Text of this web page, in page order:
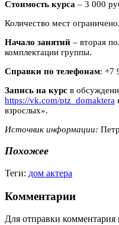
Стоимость курса – 3 000
Количество мест ограничено.
Начало занятий – вторая
комплектации группы.
Справки по телефонам: +7
Запись на курс в
https://vk.com/ptz_domaktera
взрослых».
Источник информации:
Похожее
Теги: дом актера
Комментарии
Для отправки комментария